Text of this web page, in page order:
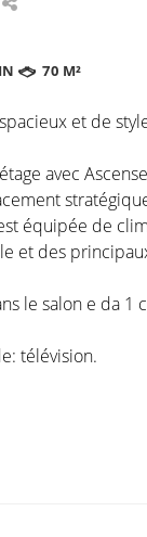
70 M²
et de
avec
équipée de
et des
le salon e da
télévision.